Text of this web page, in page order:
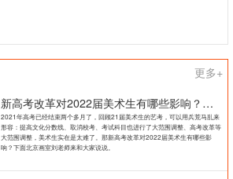
更多+
新高考改革对2022届美术生有哪些影响？北京画室刘老师来和大家说说
2021年高考已经结束两个多月了，回顾21届美术生的艺考，可以用兵荒马乱来
形容：提高文化分数线、取消校考、考试科目也进行了大范围调整、高考改革等
大范围调整，美术生实在是太难了。那新高考改革对2022届美术生有哪些影
响？下面北京画室刘老师来和大家说说。